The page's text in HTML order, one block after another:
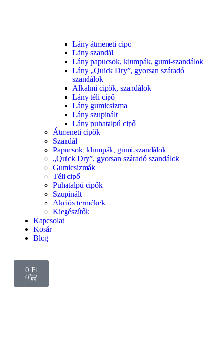
Lány átmeneti cipo
Lány szandál
Lány papucsok, klumpák, gumi-szandálok
Lány „Quick Dry”, gyorsan száradó
szandálok
Alkalmi cipők, szandálok
Lány téli cipő
Lány gumicsizma
Lány szupinált
Lány puhatalpú cipő
Átmeneti cipők
Szandál
Papucsok, klumpák, gumi-szandálok
„Quick Dry”, gyorsan száradó szandálok
Gumicsizmák
Téli cipő
Puhatalpú cipők
Szupinált
Akciós termékek
Kiegészítők
Kapcsolat
Kosár
Blog
0 Ft
0